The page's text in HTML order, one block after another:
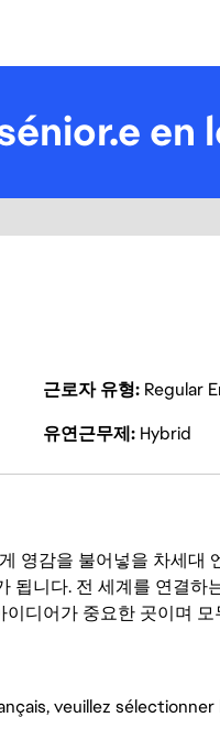
근로자 유형 Regular
유연근무제 Hybrid
영감을 불어넣을 차세대
됩니다. 전 세계를 연결하
디어가 중요한 곳이며
veuillez